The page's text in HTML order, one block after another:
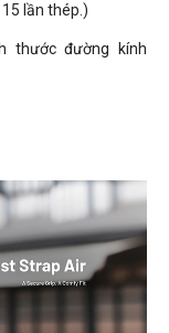
lần thép.)
thước đường kính